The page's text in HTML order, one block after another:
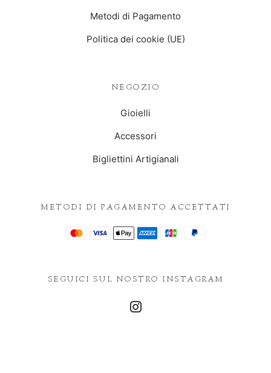
METODI DI PAGAMENTO ACCETTATI
SEGUICI SUL NOSTRO INSTAGRAM
Metodi di Pagamento
Politica dei cookie (UE)
NEGOZIO
Gioielli
Accessori
Bigliettini Artigianali